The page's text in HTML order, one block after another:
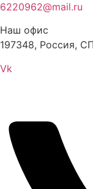
6220962@mail.ru
Наш офис
197348, Россия,
Vk